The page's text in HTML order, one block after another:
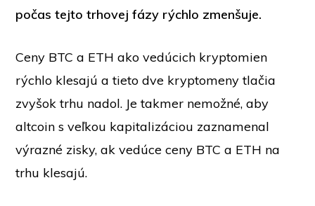
počas tejto trhovej fázy rýchlo zmenšuje.
Ceny BTC a ETH ako vedúcich kryptomien
rýchlo klesajú a tieto dve kryptomeny tlačia
zvyšok trhu nadol. Je takmer nemožné, aby
altcoin s veľkou kapitalizáciou zaznamenal
výrazné zisky, ak vedúce ceny BTC a ETH na
trhu klesajú.